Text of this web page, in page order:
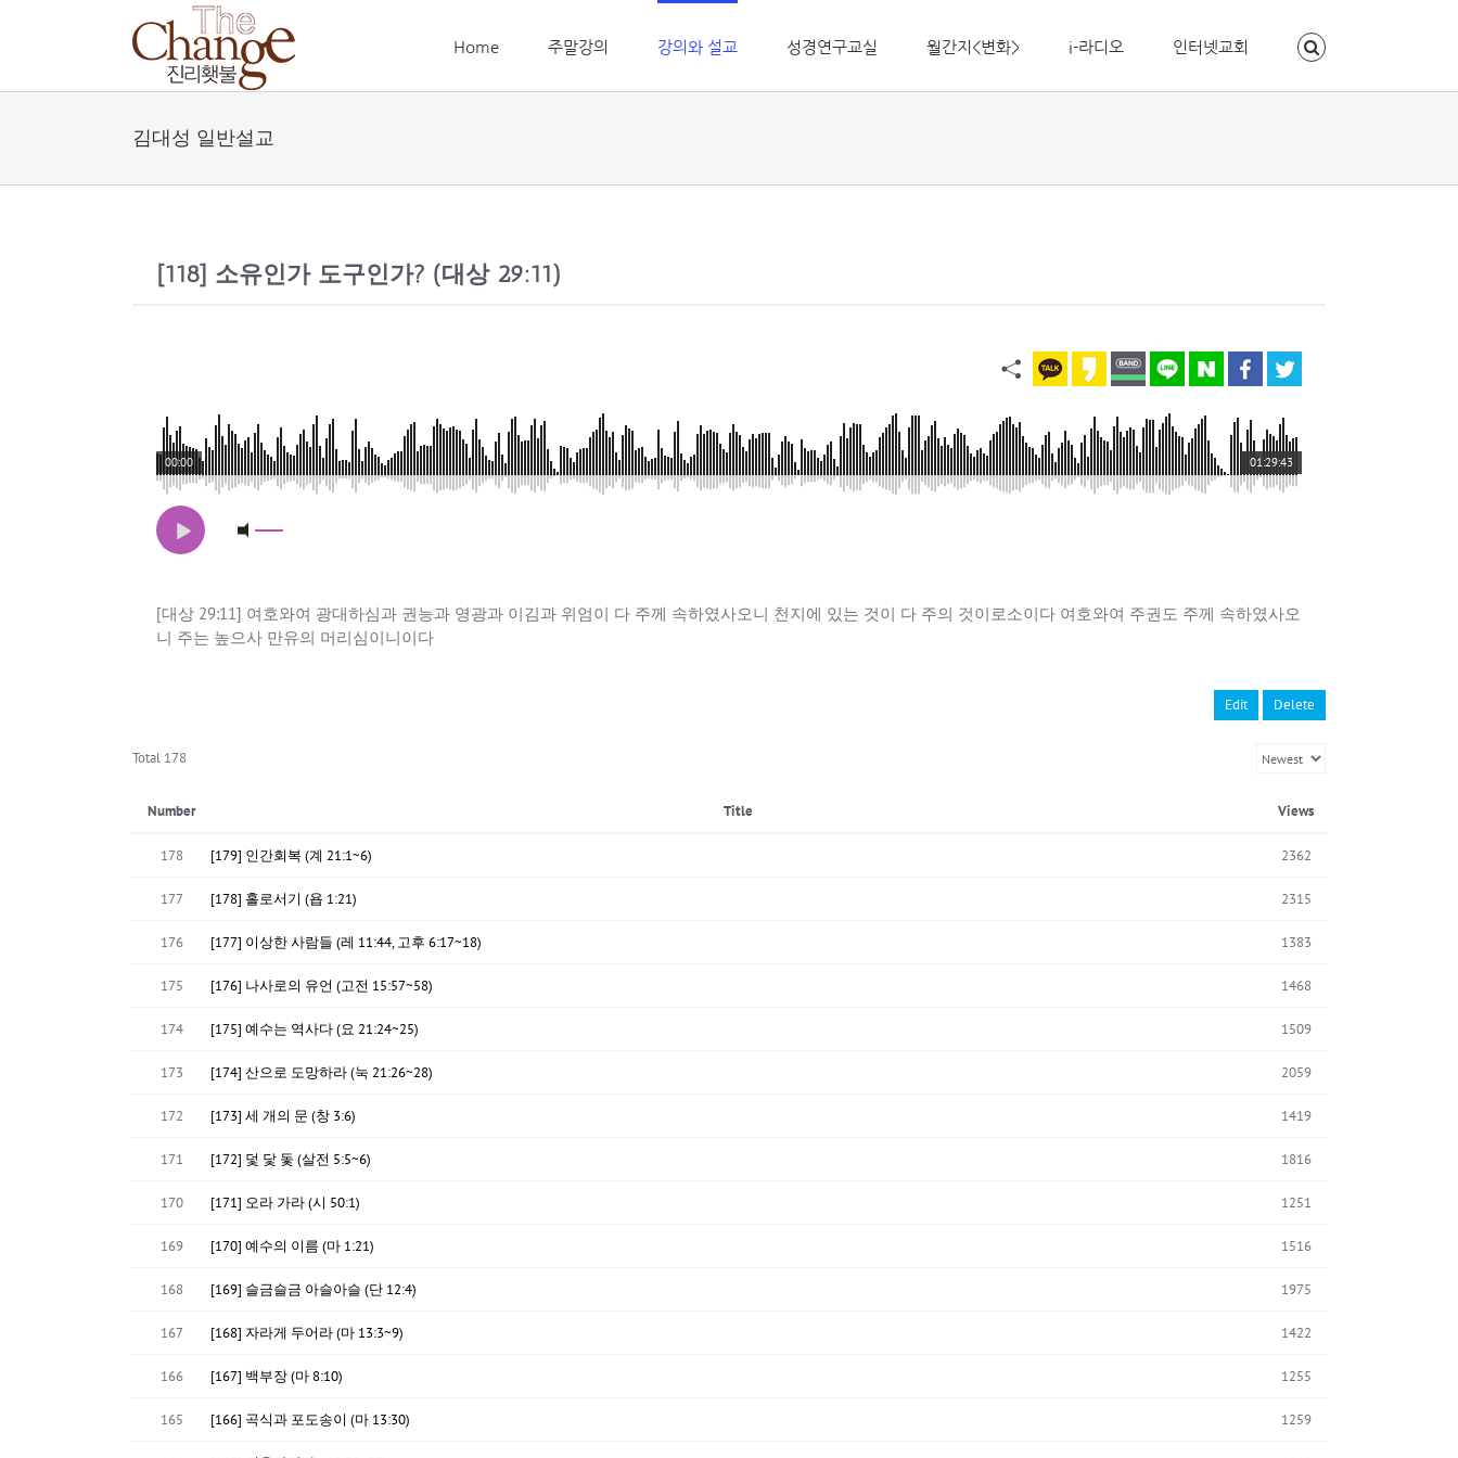
Home 주말강의 강의와 설교 성경연구교실 월간지<변화> i-라디오 인터넷교회
김대성 일반설교
[118] 소유인가 도구인가? (대상 29:11)
01:29:43
00:00
[대상 29:11] 여호와여 광대하심과 권능과 영광과 이김과 위엄이 다 주께 속하였사오니 천지에 있는 것이 다 주의 것이로소이다 여호와여 주권도 주께 속하였사오
니 주는 높으사 만유의 머리심이니이다
Edit Delete
Total 178
Number Title Views
178 [179] 인간회복 (계 21:1~6) 2362
177 [178] 홀로서기 (욥 1:21) 2315
176 [177] 이상한 사람들 (레 11:44, 고후 6:17~18) 1383
175 [176] 나사로의 유언 (고전 15:57~58) 1468
174 [175] 예수는 역사다 (요 21:24~25) 1509
173 [174] 산으로 도망하라 (눅 21:26~28) 2059
172 [173] 세 개의 문 (창 3:6) 1419
171 [172] 덫 닻 돛 (살전 5:5~6) 1816
170 [171] 오라 가라 (시 50:1) 1251
169 [170] 예수의 이름 (마 1:21) 1516
168 [169] 슬금슬금 아슬아슬 (단 12:4) 1975
167 [168] 자라게 두어라 (마 13:3~9) 1422
166 [167] 백부장 (마 8:10) 1255
165 [166] 곡식과 포도송이 (마 13:30) 1259